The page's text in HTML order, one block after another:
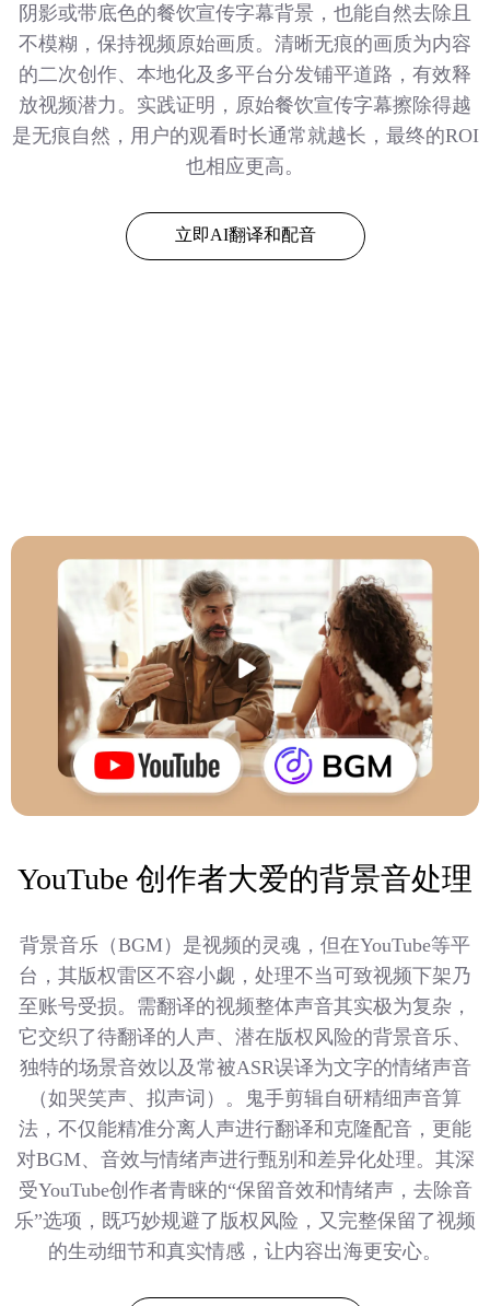
阴影或带底色的餐饮宣传字幕背景，也能自然去除且
不模糊，保持视频原始画质。清晰无痕的画质为内容
的二次创作、本地化及多平台分发铺平道路，有效释
放视频潜力。实践证明，原始餐饮宣传字幕擦除得越
是无痕自然，用户的观看时长通常就越长，最终的ROI
也相应更高。
立即AI翻译和配音
YouTube 创作者大爱的背景音处理
背景音乐（BGM）是视频的灵魂，但在YouTube等平
台，其版权雷区不容小觑，处理不当可致视频下架乃
至账号受损。需翻译的视频整体声音其实极为复杂，
它交织了待翻译的人声、潜在版权风险的背景音乐、
独特的场景音效以及常被ASR误译为文字的情绪声音
（如哭笑声、拟声词）。鬼手剪辑自研精细声音算
法，不仅能精准分离人声进行翻译和克隆配音，更能
对BGM、音效与情绪声进行甄别和差异化处理。其深
受YouTube创作者青睐的“保留音效和情绪声，去除音
乐”选项，既巧妙规避了版权风险，又完整保留了视频
的生动细节和真实情感，让内容出海更安心。